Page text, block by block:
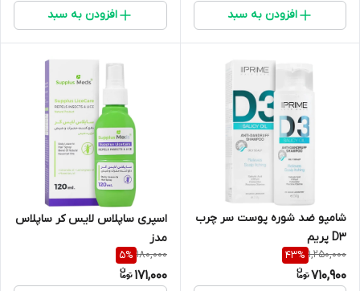
افزودن به سبد افزودن به سبد
شامپو ضد شوره پوست سر چرب
D3 پریم
1,250,000
43%
710,900
اسپری ساپلاس لایس کر ساپلاس
مدز
180,000
5%
171,000